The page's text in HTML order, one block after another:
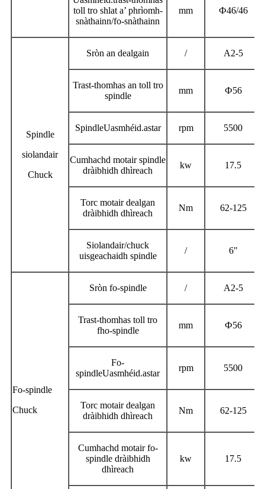
toll tro shlat a’ phrìomh-
snàthainn/fo-snàthainn
mm Ф46/46
Spindle
siolandair
Chuck
Sròn an dealgain / A2-5
Trast-thomhas an toll tro
spindle
mm Ф56
SpindleUasmhéid.astar rpm 5500
Cumhachd motair spindle
dràibhidh dhìreach
kw 17.5
Torc motair dealgan
dràibhidh dhìreach
Nm 62-125
Siolandair/chuck
uisgeachaidh spindle
/ 6"
Fo-spindle
Chuck
Sròn fo-spindle / A2-5
Trast-thomhas toll tro
fho-spindle
mm Ф56
Fo-
spindleUasmhéid.astar
rpm 5500
Torc motair dealgan
dràibhidh dhìreach
Nm 62-125
Cumhachd motair fo-
spindle dràibhidh
dhìreach
kw 17.5